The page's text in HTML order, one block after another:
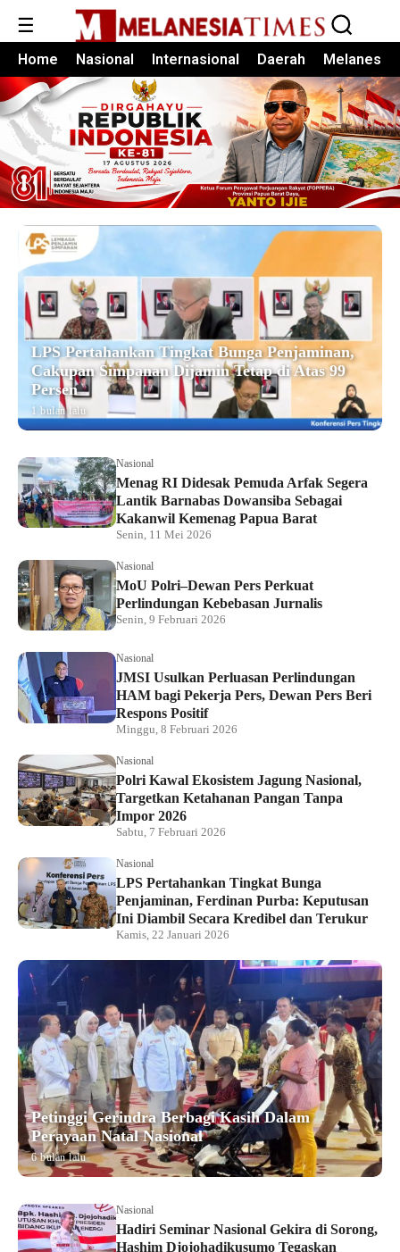
☰
Home Nasional Internasional Daerah Melanesia
LPS Pertahankan Tingkat Bunga Penjaminan,
Cakupan Simpanan Dijamin Tetap di Atas 99
Persen
1 bulan lalu
Nasional
Menag RI Didesak Pemuda Arfak Segera
Lantik Barnabas Dowansiba Sebagai
Kakanwil Kemenag Papua Barat
Senin, 11 Mei 2026
Nasional
MoU Polri–Dewan Pers Perkuat
Perlindungan Kebebasan Jurnalis
Senin, 9 Februari 2026
Nasional
JMSI Usulkan Perluasan Perlindungan
HAM bagi Pekerja Pers, Dewan Pers Beri
Respons Positif
Minggu, 8 Februari 2026
Nasional
Polri Kawal Ekosistem Jagung Nasional,
Targetkan Ketahanan Pangan Tanpa
Impor 2026
Sabtu, 7 Februari 2026
Nasional
LPS Pertahankan Tingkat Bunga
Penjaminan, Ferdinan Purba: Keputusan
Ini Diambil Secara Kredibel dan Terukur
Kamis, 22 Januari 2026
Petinggi Gerindra Berbagi Kasih Dalam
Perayaan Natal Nasional
6 bulan lalu
Nasional
Hadiri Seminar Nasional Gekira di Sorong,
Hashim Djojohadikusumo Tegaskan